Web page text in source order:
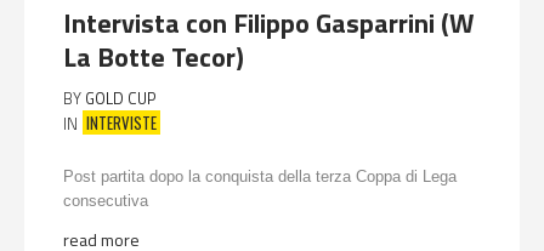
Intervista con Filippo Gasparrini (W
La Botte Tecor)
BY GOLD CUP
IN INTERVISTE
Post partita dopo la conquista della terza Coppa di Lega
consecutiva
read more